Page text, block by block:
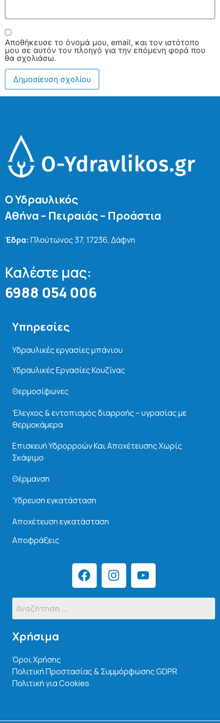
Αποθήκευσε το όνομά μου, email, και τον ιστότοπο
μου σε αυτόν τον πλοηγό για την επόμενη φορά που
θα σχολιάσω.
Ο Υδραυλικός
Αθήνα – Πειραιάς – Προάστια
Έδρα: Πλούτωνος 37, 17236, Δάφνη
Καλέστε μας:
6988 054 006
Υπηρεσίες
Υδραυλικές εργασίες μπάνιου
Υδραυλικές Εργασίες Κουζίνας
Θερμοσίφωνες
Έλεγχος & εντοπισμός διαρροής – υγρασίας με
θερμοκάμερα
Επισκευή Υδρορροών ΚαιΑποχέτευσης Χωρίς
Σκάψιμο
Θέρμανση
Ύδρευση εγκατάσταση
Αποχέτευση εγκατάσταση
Αποφράξεις
Χρήσιμα
Όροι Χρήσης
Πολιτική Προστασίας & Συμμόρφωσης GDPR
Πολιτική για Cookies